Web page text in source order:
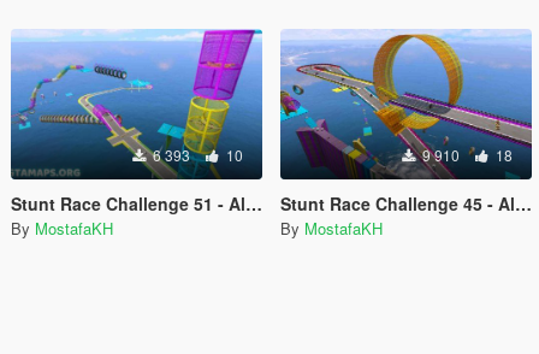
6 393 10
Stunt Race Challenge 51 - All vehicles
By MostafaKH
9 910 18
Stunt Race Challenge 45 - All vehicles
By MostafaKH